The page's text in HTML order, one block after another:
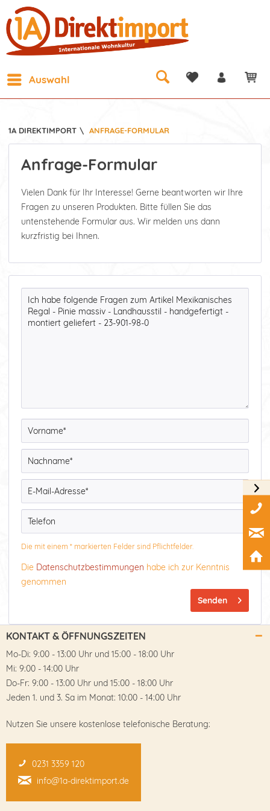
Auswahl
1A DIREKTIMPORT \ ANFRAGE-FORMULAR
Anfrage-Formular
Vielen Dank für Ihr Interesse! Gerne beantworten wir Ihre
Fragen zu unseren Produkten. Bitte füllen Sie das
untenstehende Formular aus. Wir melden uns dann
kurzfristig bei Ihnen.
Die mit einem * markierten Felder sind Pflichtfelder.
Die Datenschutzbestimmungen habe ich zur Kenntnis
genommen
Senden
KONTAKT & ÖFFNUNGSZEITEN
Mo-Di: 9:00 - 13:00 Uhr und 15:00 - 18:00 Uhr
Mi: 9:00 - 14:00 Uhr
Do-Fr: 9:00 - 13:00 Uhr und 15:00 - 18:00 Uhr
Jeden 1. und 3. Sa im Monat: 10:00 - 14:00 Uhr
Nutzen Sie unsere kostenlose telefonische Beratung:
0231 3359 120
info@1a-direktimport.de